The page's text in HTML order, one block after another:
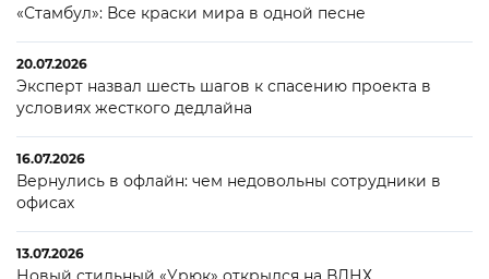
«Стамбул»: Все краски мира в одной песне
20.07.2026
Эксперт назвал шесть шагов к спасению проекта в
условиях жесткого дедлайна
16.07.2026
Вернулись в офлайн: чем недовольны сотрудники в
офисах
13.07.2026